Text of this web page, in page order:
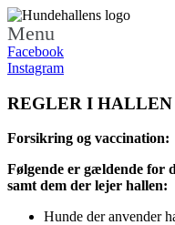
Menu
Facebook
Instagram
REGLER I
Forsikring og vaccination:
Følgende er gældende for
samt dem der lejer hallen:
Hunde der anvender